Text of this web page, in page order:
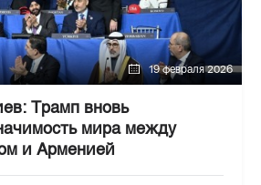
19 февраля 2026
Трамп вновь
мира между
и Арменией